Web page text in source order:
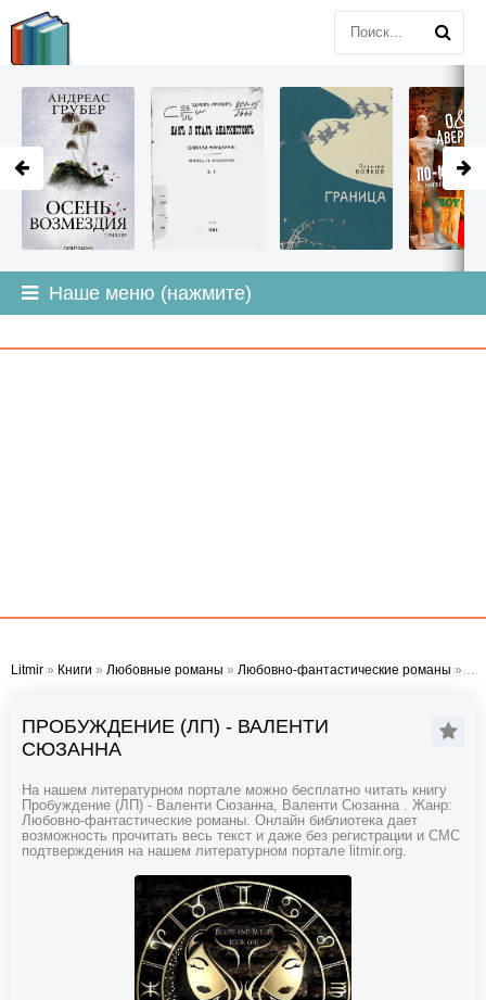
Наше меню (нажмите)
Litmir » Книги » Любовные романы » Любовно-фантастические романы » Пробуждение (ЛП) - Валенти Сюзанна
ПРОБУЖДЕНИЕ (ЛП) - ВАЛЕНТИ
СЮЗАННА
На нашем литературном портале можно бесплатно читать книгу
Пробуждение (ЛП) - Валенти Сюзанна, Валенти Сюзанна . Жанр:
Любовно-фантастические романы. Онлайн библиотека дает
возможность прочитать весь текст и даже без регистрации и СМС
подтверждения на нашем литературном портале litmir.org.
LITMIR.ORG